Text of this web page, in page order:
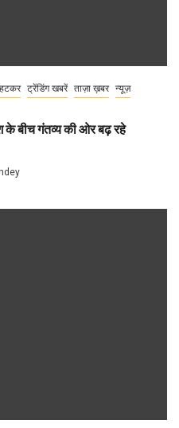
ट्रेंडिंग खबरें ताज़ा ख़बर न्यूज़
के बीच गंतव्य की ओर बढ़ रहे